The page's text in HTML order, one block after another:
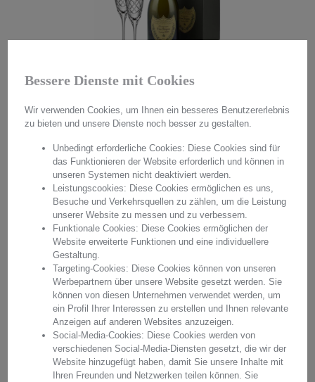
DOM PERIGNON VINTAGE 2015
486,00 €*
540,00 €*
2ER SEKTGLAS-SET SUNROSE +
486,00 €*
540,00 €*
NEU
LIVE-KONFIGURATOR
Bessere Dienste mit Cookies
Wir verwenden Cookies, um Ihnen ein besseres Benutzererlebnis
zu bieten und unsere Dienste noch besser zu gestalten.
Unbedingt erforderliche Cookies: Diese Cookies sind für
das Funktionieren der Website erforderlich und können in
unseren Systemen nicht deaktiviert werden.
Leistungscookies: Diese Cookies ermöglichen es uns,
Besuche und Verkehrsquellen zu zählen, um die Leistung
unserer Website zu messen und zu verbessern.
Funktionale Cookies: Diese Cookies ermöglichen der
Website erweiterte Funktionen und eine individuellere
Gestaltung.
Targeting-Cookies: Diese Cookies können von unseren
Werbepartnern über unsere Website gesetzt werden. Sie
können von diesen Unternehmen verwendet werden, um
ein Profil Ihrer Interessen zu erstellen und Ihnen relevante
Anzeigen auf anderen Websites anzuzeigen.
Social-Media-Cookies: Diese Cookies werden von
verschiedenen Social-Media-Diensten gesetzt, die wir der
Website hinzugefügt haben, damit Sie unsere Inhalte mit
Ihren Freunden und Netzwerken teilen können. Sie